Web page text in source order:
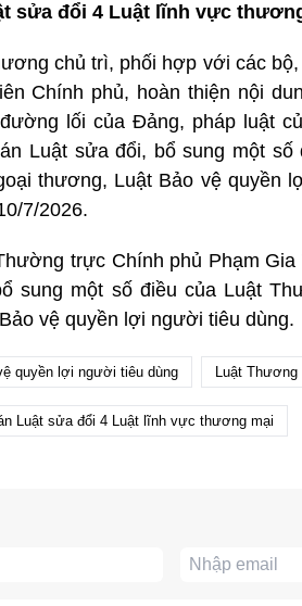
sửa đổi 4 Luật lĩnh vực
chủ trì, phối hợp với các
Chính phủ, hoàn thiện nội
lối của Đảng, pháp luật
Luật sửa đổi, bổ sung một
thương, Luật Bảo vệ quyền
7/2026.
trực Chính phủ Phạm
sung một số điều của Luật
vệ quyền lợi người tiêu dùng.
quyền lợi người tiêu dùng Luật Thương
Luật sửa đổi 4 Luật lĩnh vực thương mại